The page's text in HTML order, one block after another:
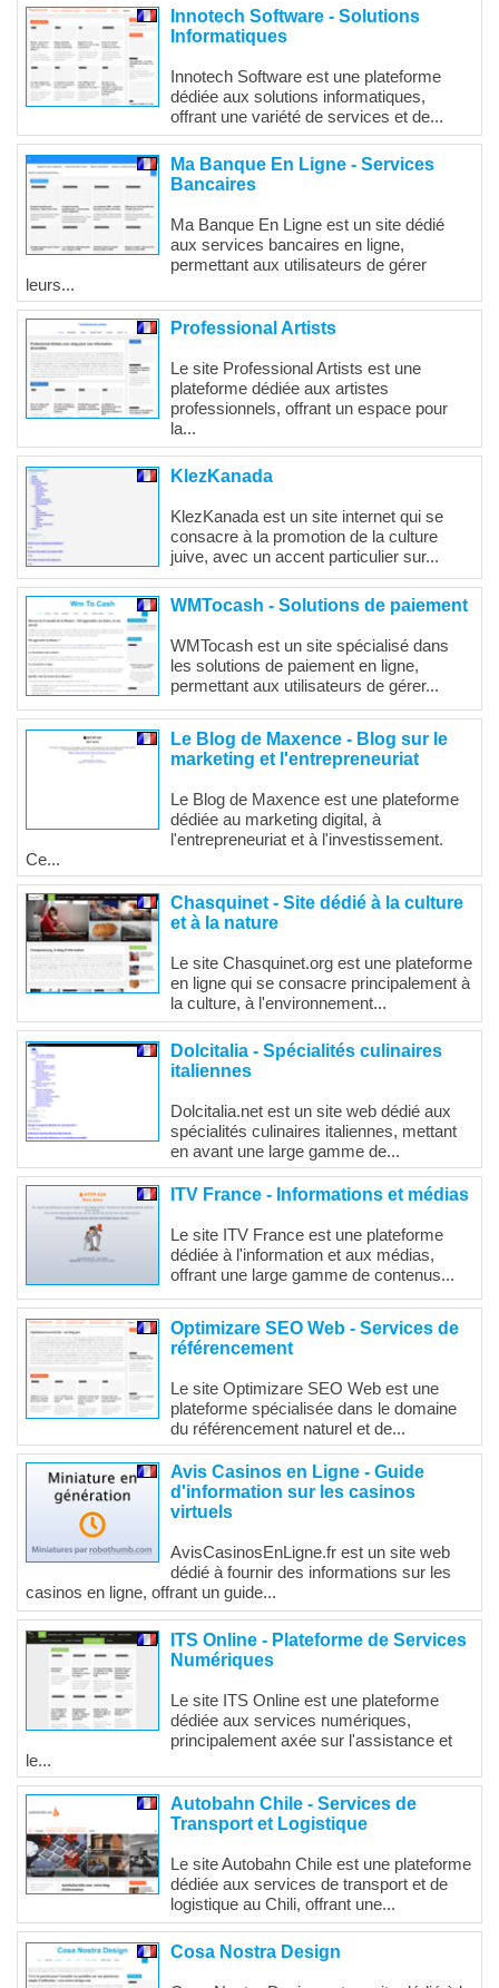
Innotech Software - Solutions
Informatiques
Innotech Software est une plateforme
dédiée aux solutions informatiques,
offrant une variété de services et de...
Ma Banque En Ligne - Services
Bancaires
Ma Banque En Ligne est un site dédié
aux services bancaires en ligne,
permettant aux utilisateurs de gérer
leurs...
Professional Artists
Le site Professional Artists est une
plateforme dédiée aux artistes
professionnels, offrant un espace pour
la...
KlezKanada
KlezKanada est un site internet qui se
consacre à la promotion de la culture
juive, avec un accent particulier sur...
WMTocash - Solutions de paiement
WMTocash est un site spécialisé dans
les solutions de paiement en ligne,
permettant aux utilisateurs de gérer...
Le Blog de Maxence - Blog sur le
marketing et l'entrepreneuriat
Le Blog de Maxence est une plateforme
dédiée au marketing digital, à
l'entrepreneuriat et à l'investissement.
Ce...
Chasquinet - Site dédié à la culture
et à la nature
Le site Chasquinet.org est une plateforme
en ligne qui se consacre principalement à
la culture, à l'environnement...
Dolcitalia - Spécialités culinaires
italiennes
Dolcitalia.net est un site web dédié aux
spécialités culinaires italiennes, mettant
en avant une large gamme de...
ITV France - Informations et médias
Le site ITV France est une plateforme
dédiée à l'information et aux médias,
offrant une large gamme de contenus...
Optimizare SEO Web - Services de
référencement
Le site Optimizare SEO Web est une
plateforme spécialisée dans le domaine
du référencement naturel et de...
Avis Casinos en Ligne - Guide
d'information sur les casinos
virtuels
AvisCasinosEnLigne.fr est un site web
dédié à fournir des informations sur les
casinos en ligne, offrant un guide...
ITS Online - Plateforme de Services
Numériques
Le site ITS Online est une plateforme
dédiée aux services numériques,
principalement axée sur l'assistance et
le...
Autobahn Chile - Services de
Transport et Logistique
Le site Autobahn Chile est une plateforme
dédiée aux services de transport et de
logistique au Chili, offrant une...
Cosa Nostra Design